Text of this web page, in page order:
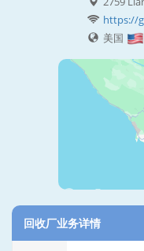
https://
美国
回收厂业务详情